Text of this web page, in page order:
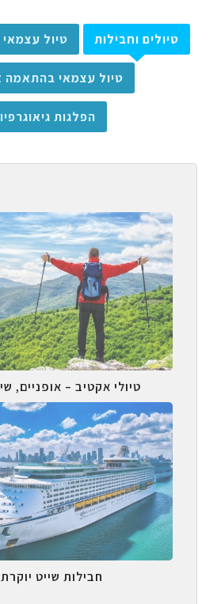
טיולים וחבילות טיול
טיול עצמאי בהתאמה
הפלגות
טיולי אקטיב – אופניים,
חבילות שייט